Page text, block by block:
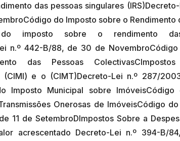
das pessoas singulares
do Imposto sobre o Rendimento
do imposto sobre o rendimento
n.º 442-B/88, de 30 de
das Pessoas
(CIMI) e o (CIMT)Decreto-Lei n.º 287/
Imposto Municipal sobre ImóveisCódigo
Onerosas de ImóveisCódigo
11 de SetembroDImpostos Sobre a
acrescentado Decreto-Lei n.º 394-B/